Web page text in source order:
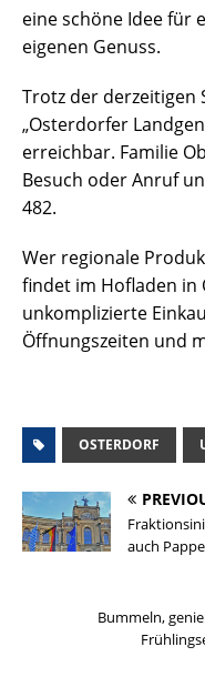
eine schöne Idee für
eigenen Genuss.
Trotz der
„Osterdorfer
erreichbar. Familie
Besuch oder Anruf
482.
Wer regionale
findet im Hofladen in
unkomplizierte
Öffnungszeiten und
OSTERDORF
auch
Bummeln,